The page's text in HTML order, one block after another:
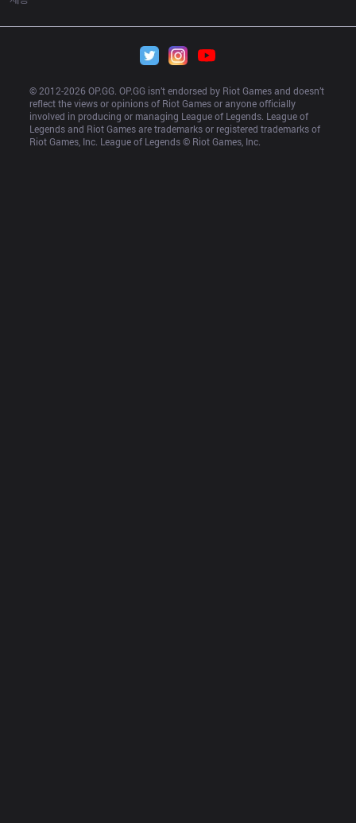
© 2012-2026 OP.GG. OP.GG isn’t endorsed by Riot Games and doesn’t
reflect the views or opinions of Riot Games or anyone officially
involved in producing or managing League of Legends. League of
Legends and Riot Games are trademarks or registered trademarks of
Riot Games, Inc. League of Legends © Riot Games, Inc.